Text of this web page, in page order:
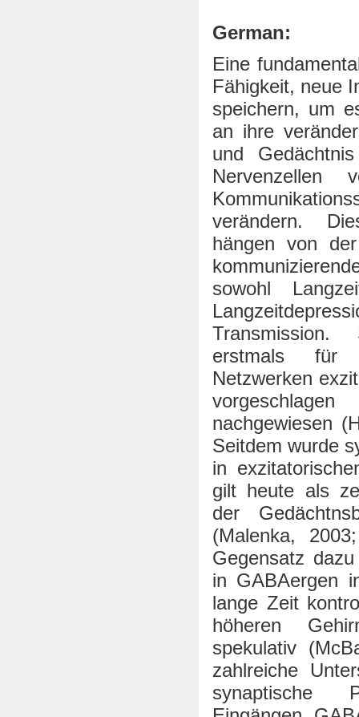
German:
Eine
Fähigkeit, neue
speichern, um
an ihre
und
verändern.
hängen von
sowohl
Transmission.
erstmals für
Netzwerken
nachgewiesen
Seitdem wurde
in
gilt heute als
der
(Malenka,
Gegensatz
in GABAergen
lange Zeit
höheren
spekulativ
zahlreiche
synaptische